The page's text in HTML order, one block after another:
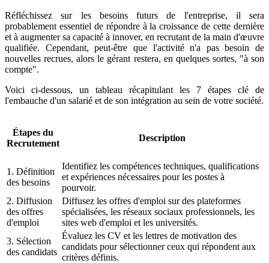
Réfléchissez sur les besoins futurs de l'entreprise, il sera
probablement essentiel de répondre à la croissance de cette dernière
et à augmenter sa capacité à innover, en recrutant de la main d'œuvre
qualifiée. Cependant, peut-être que l'activité n'a pas besoin de
nouvelles recrues, alors le gérant restera, en quelques sortes, "à son
compte".
Voici ci-dessous, un tableau récapitulant les 7 étapes clé de
l'embauche d'un salarié et de son intégration au sein de votre société.
Étapes du
Recrutement
Description
1. Définition
des besoins
Identifiez les compétences techniques, qualifications
et expériences nécessaires pour les postes à
pourvoir.
2. Diffusion
des offres
d'emploi
Diffusez les offres d'emploi sur des plateformes
spécialisées, les réseaux sociaux professionnels, les
sites web d'emploi et les universités.
3. Sélection
des candidats
Évaluez les CV et les lettres de motivation des
candidats pour sélectionner ceux qui répondent aux
critères définis.